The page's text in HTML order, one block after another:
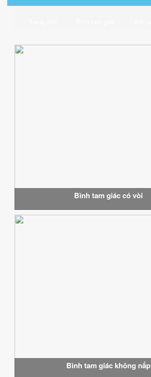
Bình tam giác có vòi
Bình tam giác không nắp